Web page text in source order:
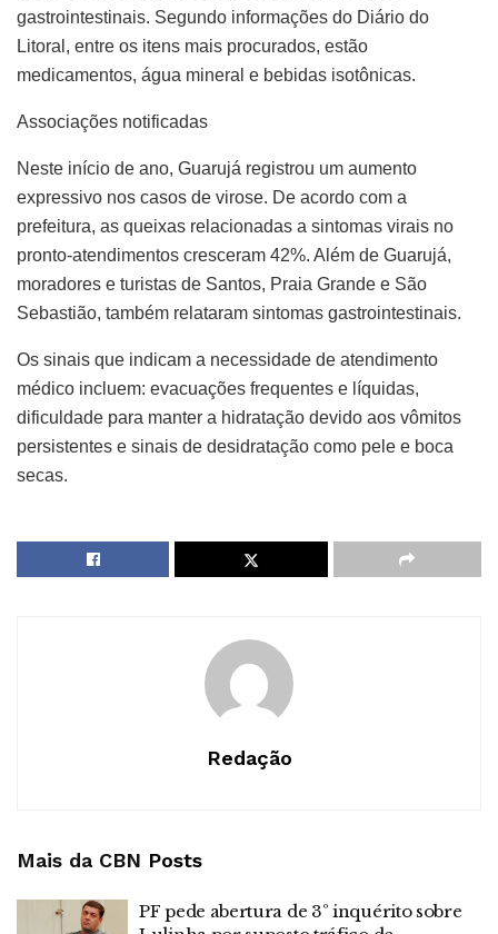
gastrointestinais. Segundo informações do Diário do
Litoral, entre os itens mais procurados, estão
medicamentos, água mineral e bebidas isotônicas.
Associações notificadas
Neste início de ano, Guarujá registrou um aumento
expressivo nos casos de virose. De acordo com a
prefeitura, as queixas relacionadas a sintomas virais no
pronto-atendimentos cresceram 42%. Além de Guarujá,
moradores e turistas de Santos, Praia Grande e São
Sebastião, também relataram sintomas gastrointestinais.
Os sinais que indicam a necessidade de atendimento
médico incluem: evacuações frequentes e líquidas,
dificuldade para manter a hidratação devido aos vômitos
persistentes e sinais de desidratação como pele e boca
secas.
Redação
Mais da CBN Posts
PF pede abertura de 3º inquérito sobre